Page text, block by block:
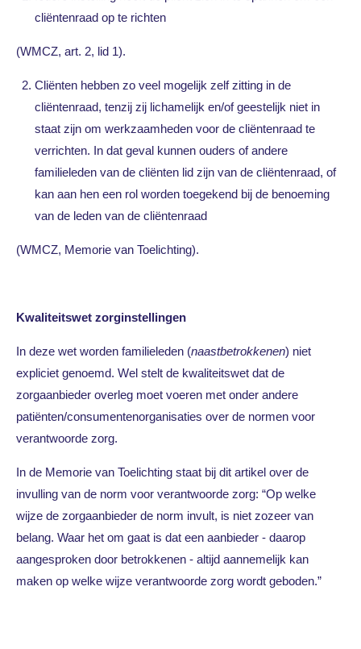
cliëntenraad op te richten
(WMCZ, art. 2, lid 1).
Cliënten hebben zo veel mogelijk zelf zitting in de
cliëntenraad, tenzij zij lichamelijk en/of geestelijk niet in
staat zijn om werkzaamheden voor de cliëntenraad te
verrichten. In dat geval kunnen ouders of andere
familieleden van de cliënten lid zijn van de cliëntenraad, of
kan aan hen een rol worden toegekend bij de benoeming
van de leden van de cliëntenraad
(WMCZ, Memorie van Toelichting).
Kwaliteitswet zorginstellingen
In deze wet worden familieleden (naastbetrokkenen) niet
expliciet genoemd. Wel stelt de kwaliteitswet dat de
zorgaanbieder overleg moet voeren met onder andere
patiënten/consumentenorganisaties over de normen voor
verantwoorde zorg.
In de Memorie van Toelichting staat bij dit artikel over de
invulling van de norm voor verantwoorde zorg: “Op welke
wijze de zorgaanbieder de norm invult, is niet zozeer van
belang. Waar het om gaat is dat een aanbieder - daarop
aangesproken door betrokkenen - altijd aannemelijk kan
maken op welke wijze verantwoorde zorg wordt geboden.”